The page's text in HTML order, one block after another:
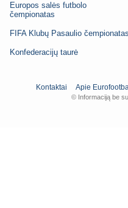
Europos salės futbolo
čempionatas
FIFA Klubų Pasaulio čempionatas
Konfederacijų taurė
Kontaktai Apie
© Informaciją be